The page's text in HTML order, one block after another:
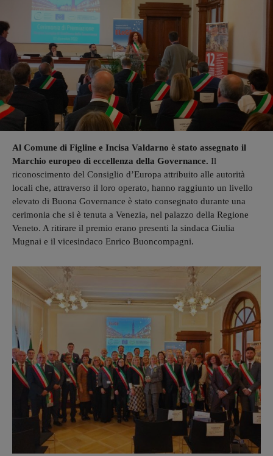
Al Comune di Figline e Incisa Valdarno è stato assegnato il
Marchio europeo di eccellenza della Governance. Il
riconoscimento del Consiglio d’Europa attribuito alle autorità
locali che, attraverso il loro operato, hanno raggiunto un livello
elevato di Buona Governance è stato consegnato durante una
cerimonia che si è tenuta a Venezia, nel palazzo della Regione
Veneto. A ritirare il premio erano presenti la sindaca Giulia
Mugnai e il vicesindaco Enrico Buoncompagni.